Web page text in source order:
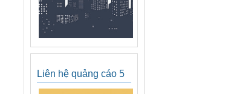
Liên hệ quảng cáo 5